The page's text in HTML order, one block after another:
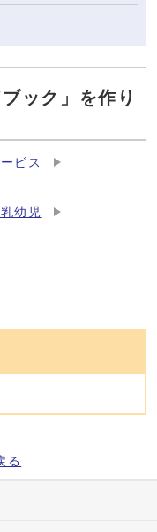
ック」を作り
ビス
幼児
る